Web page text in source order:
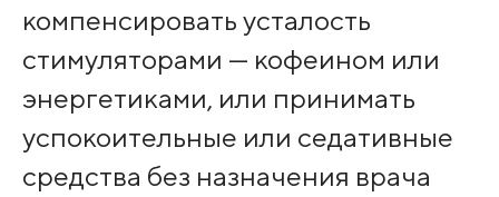
компенсировать усталость
стимуляторами — кофеином или
энергетиками, или принимать
успокоительные или седативные
средства без назначения врача